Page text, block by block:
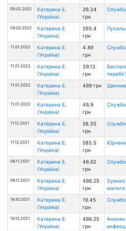
09.02.2022
Катерина Е.
(Україна)
29.34
грн
09.02.2022
Катерина Е.
(Україна)
293.4
грн
11.01.2022
Катерина Е.
(Україна)
4.89
грн
11.01.2022
Катерина Е.
(Україна)
39.12
грн
перебіг)
11.01.2022
Катерина Е.
(Україна)
489 грн
11.01.2022
Катерина Е.
(Україна)
48.9
грн
11.12.2021
Катерина Е.
(Україна)
58.35
грн
11.12.2021
Катерина Е.
(Україна)
583.5
грн
06.11.2021
Катерина Е.
(Україна)
48.62
грн
06.11.2021
Катерина Е.
(Україна)
486.25
грн
Зуенко
малого
16.10.2021
Катерина Е.
(Україна)
19.45
грн
16.10.2021
Катерина Е.
(Україна)
486.25
грн